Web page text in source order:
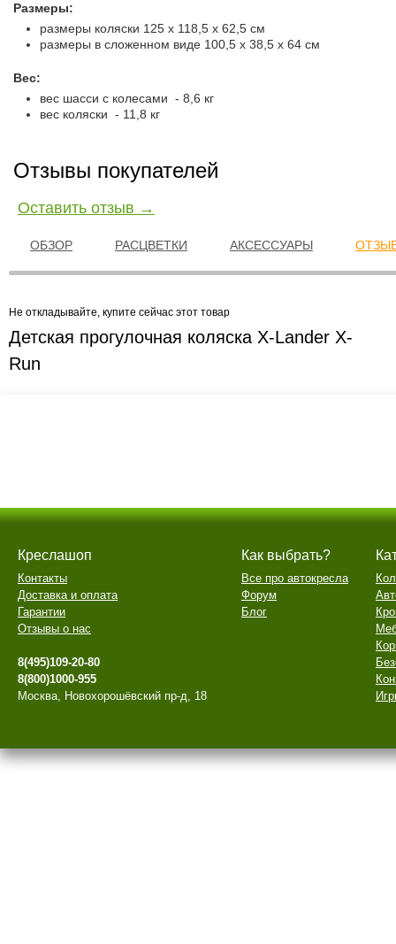
Размеры:
размеры коляски 125 x 118,5 x 62,5 см
размеры в сложенном виде 100,5 x 38,5 x 64 см
Вес:
вес шасси с колесами - 8,6 кг
вес коляски - 11,8 кг
Отзывы покупателей
Оставить отзыв →
ОБЗОР РАСЦВЕТКИ АКСЕССУАРЫ
Не откладывайте, купите сейчас этот товар
Детская прогулочная коляска X-Lander X-
Run
Креслашоп
Контакты
Доставка и оплата
Гарантии
Отзывы о нас
8(495)109-20-80
8(800)1000-955
Москва, Новохорошёвский пр-д, 18
Как выбрать?
Все про автокресла
Форум
Блог